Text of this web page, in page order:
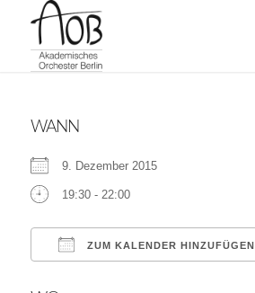
WANN
9. Dezember 2015
19:30 - 22:00
ZUM KALENDER HINZUFÜGEN